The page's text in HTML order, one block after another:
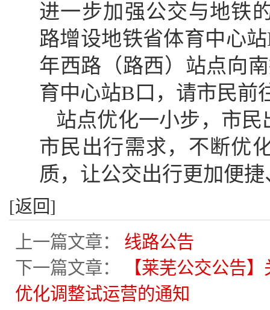
进一步加强公交与地铁
路增设地铁省体育中心
年西路（路西）站点向
育中心站B口，请市民前
站点优化一小步，市
市民出行需求，不断优
质，让公交出行更加便
[返回]
上一篇文章： 线路公告
下一篇文章：
【莱芜公交公告
优化调整试运营的通知